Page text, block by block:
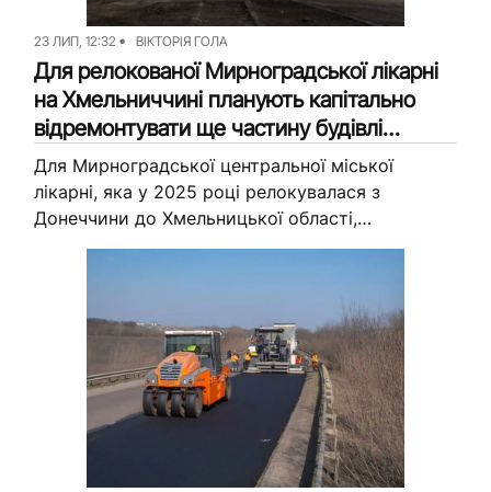
23 ЛИП, 12:32 ВІКТОРІЯ ГОЛА
Для релокованої Мирноградської лікарні
на Хмельниччині планують капітально
відремонтувати ще частину будівлі
(деталі)
Для Мирноградської центральної міської
лікарні, яка у 2025 році релокувалася з
Донеччини до Хмельницької області,
підготують проєкт капітального ремонту
Вільного...